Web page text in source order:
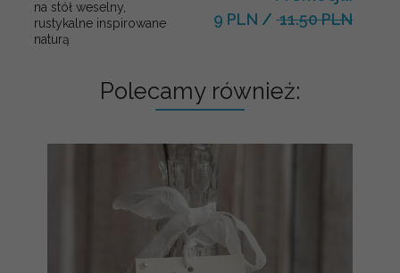
na stół weselny,
rustykalne inspirowane
naturą
9 PLN / 11.50 PLN
Polecamy również: